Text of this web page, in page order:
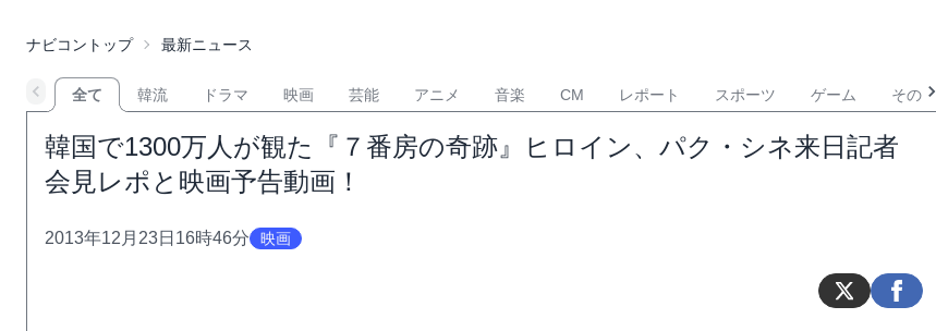
ナビコントップ 最新ニュース
全て 韓流 ドラマ 映画 芸能 アニメ 音楽 CM レポート スポーツ ゲーム その他
韓国で1300万人が観た『７番房の奇跡』ヒロイン、パク・シネ来日記者
会見レポと映画予告動画！
2013年12月23日16時46分 映画